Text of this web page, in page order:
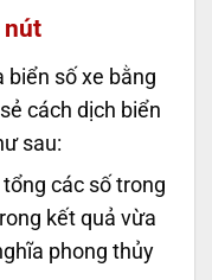
nút
biển số xe bằng
cách dịch biển
sau:
các số trong
kết quả vừa
phong thủy